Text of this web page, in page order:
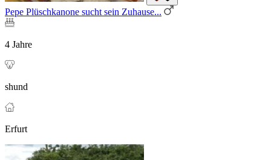
Pepe Plüschkanone sucht sein Zuhause...
4 Jahre
shund
Erfurt